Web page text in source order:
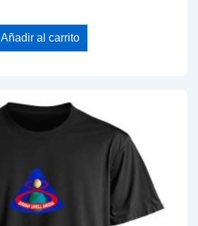
Añadir al carrito